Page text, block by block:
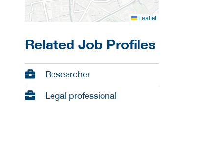
Leaflet
Related Job Profiles
Researcher
Legal professional